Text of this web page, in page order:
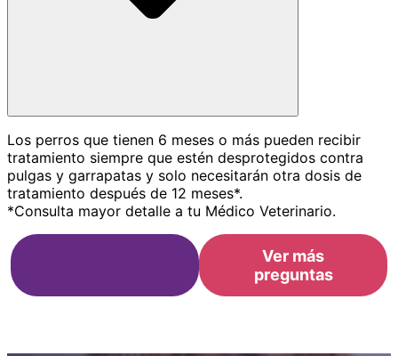
Los perros que tienen 6 meses o más pueden recibir
tratamiento siempre que estén desprotegidos contra
pulgas y garrapatas y solo necesitarán otra dosis de
tratamiento después de 12 meses*.
*Consulta mayor detalle a tu Médico Veterinario.
Ver más
preguntas